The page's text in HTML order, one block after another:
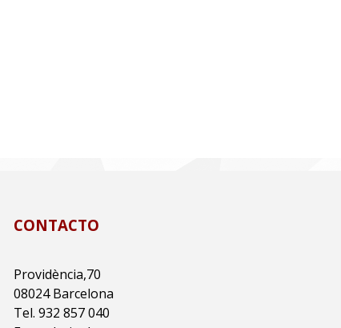
CONTACTO
Providència,70
08024 Barcelona
Tel. 932 857 040